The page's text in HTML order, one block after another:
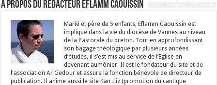
À propos du rédacteur Eflamm Caouissin
Marié et père de 5 enfants, Eflamm Caouissin est
impliqué dans la vie du diocèse de Vannes au niveau
de la Pastorale du breton. Tout en approfondissant
son bagage théologique par plusieurs années
d’études, il s’est mis au service de l’Eglise en
devenant aumônier. Il est le fondateur du site et de
l'association Ar Gedour et assure la fonction bénévole de directeur de
publication. Il anime aussi le site Kan Iliz (promotion du cantique